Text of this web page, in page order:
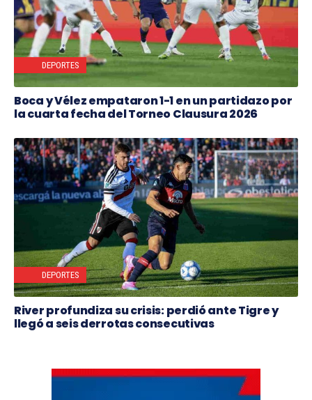
DEPORTES
Boca y Vélez empataron 1-1 en un partidazo por
la cuarta fecha del Torneo Clausura 2026
DEPORTES
River profundiza su crisis: perdió ante Tigre y
llegó a seis derrotas consecutivas